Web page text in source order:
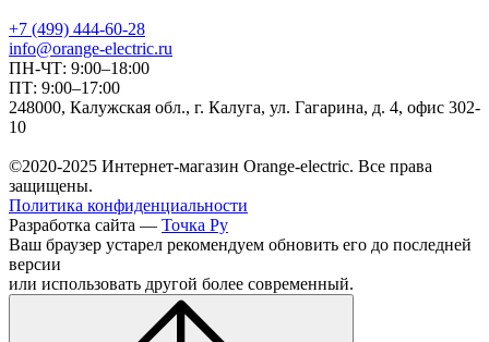
+7 (499) 444-60-28
info@orange-electric.ru
ПН-ЧТ: 9:00–18:00
ПТ: 9:00–17:00
248000, Калужская обл., г. Калуга, ул. Гагарина, д. 4, офис 302-
10
©2020-2025 Интернет-магазин Orange-electric. Все права
защищены.
Политика конфиденциальности
Разработка сайта — Точка Ру
Ваш браузер устарел рекомендуем обновить его до последней
версии
или использовать другой более современный.